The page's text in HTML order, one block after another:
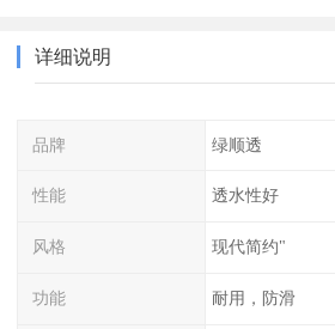
详细说明
品牌 绿顺透
性能 透水性好
风格 现代简约"
功能 耐用，防滑